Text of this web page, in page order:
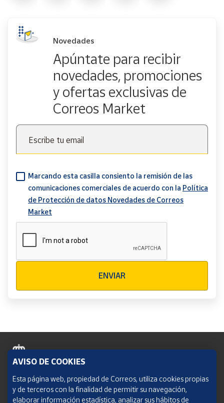
Novedades
Apúntate para recibir
novedades, promociones
y ofertas exclusivas de
Correos Market
Escribe tu email
Marcando esta casilla consiento la remisión de las
comunicaciones comerciales de acuerdo con la Política
de Protección de datos Novedades de Correos
Market
ENVIAR
Política de cookies
Aviso legal
AVISO DE COOKIES
Esta página web, propiedad de Correos, utiliza cookies propias
y de terceros con la finalidad de permitir su navegación,
elaborar información estadística, analizar sus hábitos de